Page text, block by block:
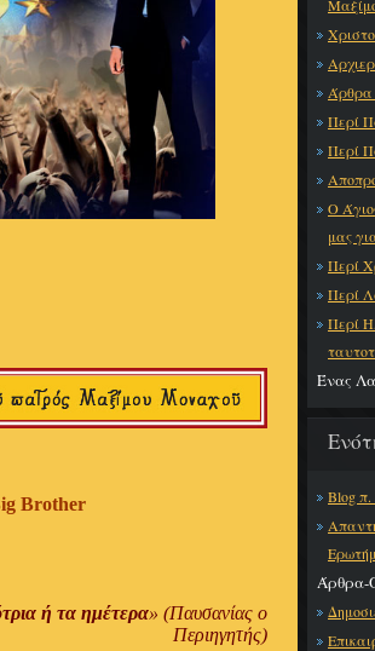
Άρθρα
Περί
Περί
Ο
μας
Περί
Περί
Περί
Ένας
Blog
Άρθρα-
Brother
ή τα ημέτερα» (Παυσανίας ο
Περιηγητής)